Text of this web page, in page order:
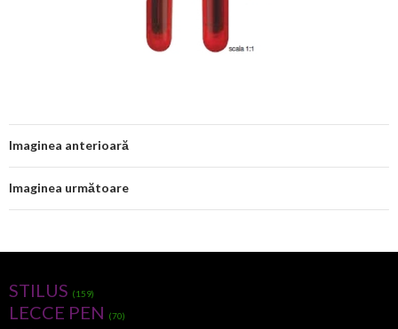
Imaginea anterioară
Imaginea următoare
STILUS (159)
LECCE PEN (70)